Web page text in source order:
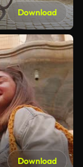
Download
Download